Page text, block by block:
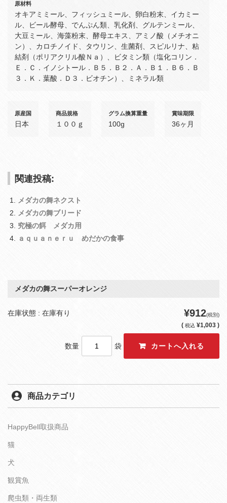
原材料
オキアミミール、フィッシュミール、卵白粉末、イカミー
ル、ビール酵母、でんぷん類、乳化剤、グルテンミール、
大豆ミール、海藻粉末、酵母エキス、アミノ酸（メチオニ
ン）、カロチノイド、タウリン、生菌剤、スピルリナ、粘
結剤（ポリアクリル酸Ｎａ）、ビタミン類（塩化コリン．
Ｅ．Ｃ．イノシトール．Ｂ５．Ｂ２．Ａ．Ｂ１．Ｂ６．Ｂ
３．Ｋ．葉酸．Ｄ３．ビオチン）、ミネラル類
原産国
日本
商品規格
１００ｇ
グラム換算重量
100g
賞味期限
36ヶ月
関連投稿:
メダカの舞ネクスト
メダカの舞ブリード
究極の餌 メダカ用
ａｑｕａｎｅｒｕ めだかの食事
メダカの舞スーパーオレンジ
在庫状態 : 在庫有り ¥912(税別)
( 税込 ¥1,003 )
数量 袋
商品カテゴリ
HappyBell取扱商品
猫
犬
観賞魚
爬虫類・両生類